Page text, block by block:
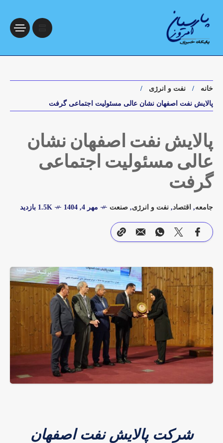
خانه
نفت و انرژی
پالایش نفت اصفهان نشان عالی مسئولیت اجتماعی گرفت
پالایش نفت اصفهان نشان
عالی مسئولیت اجتماعی
گرفت
جامعه, اقتصاد, نفت و انرژی, صنعت مهر 4, 1404 1.5K بازدید
شرکت پالایش نفت اصفهان